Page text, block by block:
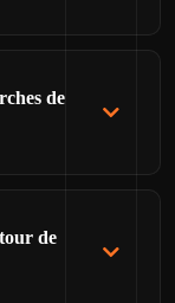
de
de